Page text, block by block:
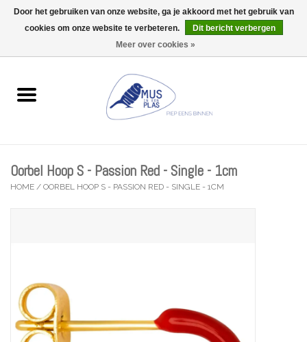
0 Artikelen - €0,00
Wenskaarten
Lifestyle
Thema
Pasen
Oorbel Hoop S - Passion Red - Single - 1cm
HOME / OORBEL HOOP S - PASSION RED - SINGLE - 1CM
Door het gebruiken van onze website, ga je akkoord met het gebruik van
cookies om onze website te verbeteren.
Dit bericht verbergen
Meer over cookies »
Wij zijn uitzonderlijk gesloten op Do 13/08